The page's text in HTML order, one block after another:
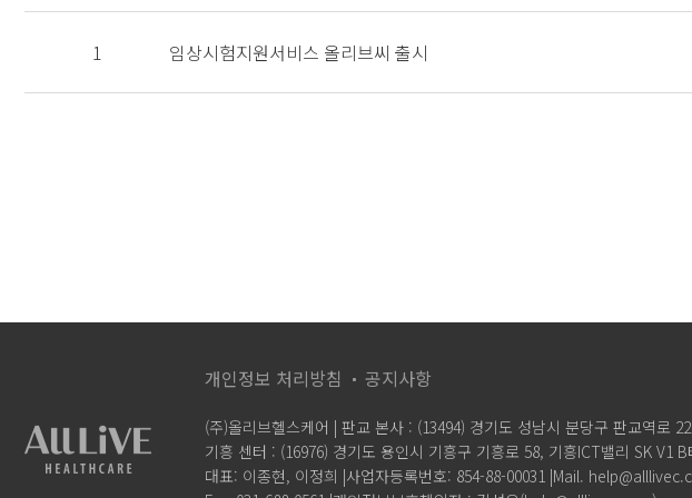
1 임상시험지원서비스 올리브씨 출시
개인정보 처리방침 공지사항
(주)올리브헬스케어 | 판교 본사 : (13494) 경기도 성남시 분당구 판교역로
기흥 센터 : (16976) 경기도 용인시 기흥구 기흥로 58, 기흥ICT밸리 SK V1 B
대표: 이종현, 이정희 |사업자등록번호: 854-88-00031 |Mail.